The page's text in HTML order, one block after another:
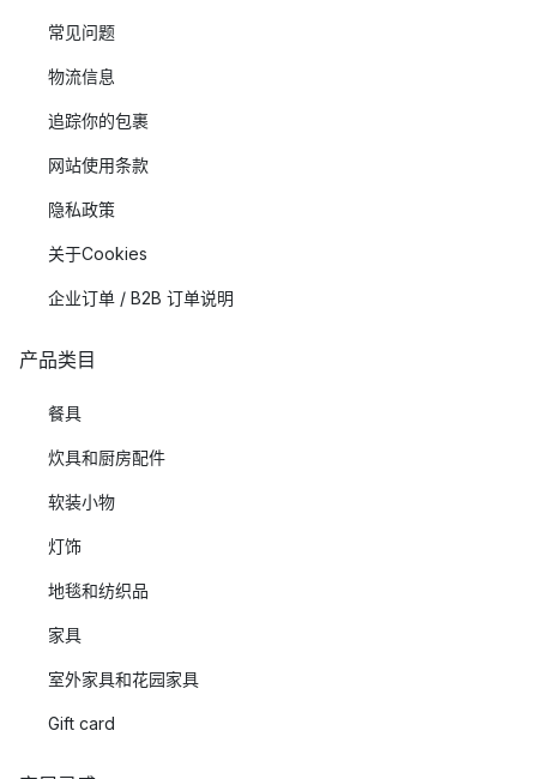
常见问题
物流信息
追踪你的包裹
网站使用条款
隐私政策
关于Cookies
企业订单 / B2B 订单说明
产品类目
餐具
炊具和厨房配件
软装小物
灯饰
地毯和纺织品
家具
室外家具和花园家具
Gift card